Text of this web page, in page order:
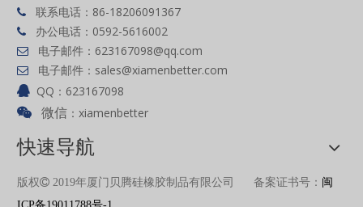
 联系电话：86-18206091367
 办公电话：0592-5616002
 电子邮件： 623167098@qq.com
 电子邮件： sales@xiamenbetter.com
 QQ：623167098
 微信 ：xiamenbetter
快速导航
版权 2019年厦门贝腾硅橡胶制品有限公司 备案证书号： 闽